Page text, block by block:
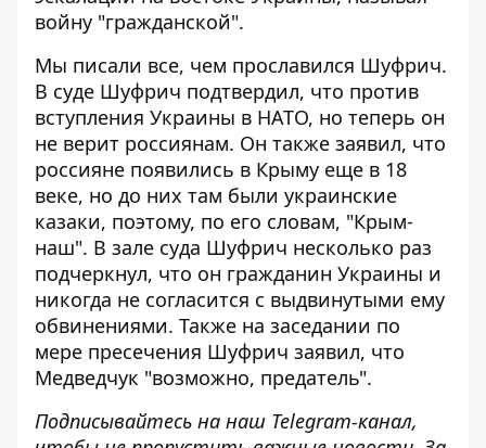
войну "гражданской".
Мы писали все, чем прославился Шуфрич.
В суде Шуфрич подтвердил, что против
вступления Украины в НАТО, но теперь он
не верит россиянам. Он также заявил, что
россияне появились в Крыму еще в 18
веке, но до них там были украинские
казаки, поэтому, по его словам, "Крым-
наш". В зале суда Шуфрич несколько раз
подчеркнул, что он гражданин Украины и
никогда не согласится с выдвинутыми ему
обвинениями. Также на заседании по
мере пресечения Шуфрич заявил, что
Медведчук "возможно, предатель".
Подписывайтесь на наш Telegram-канал,